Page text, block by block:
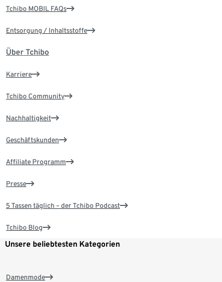
Tchibo MOBIL FAQs
Entsorgung / Inhaltsstoffe
Über Tchibo
Karriere
Tchibo Community
Nachhaltigkeit
Geschäftskunden
Affiliate Programm
Presse
5 Tassen täglich – der Tchibo Podcast
Tchibo Blog
Unsere beliebtesten Kategorien
Damenmode